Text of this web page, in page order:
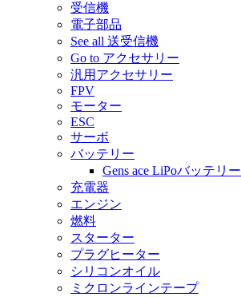
受信機
電子部品
See all 送受信機
Go to アクセサリー
汎用アクセサリー
FPV
モーター
ESC
サーボ
バッテリー
Gens ace LiPoバッテリー
充電器
エンジン
燃料
スターター
プラグヒーター
シリコンオイル
ミクロンラインテープ